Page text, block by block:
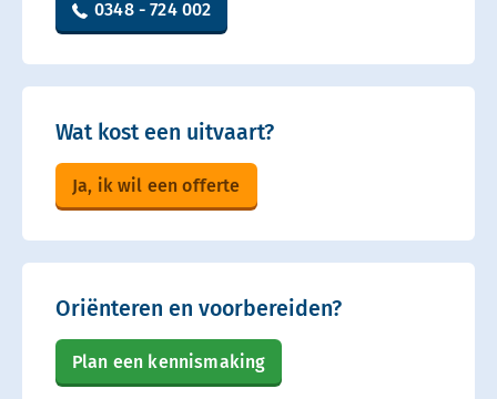
0348 - 724 002
Wat kost een uitvaart?
Ja, ik wil een offerte
Oriënteren en voorbereiden?
Plan een kennismaking